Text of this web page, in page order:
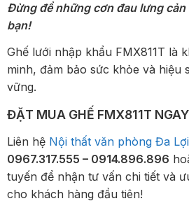
Đừng để những cơn đau lưng
bạn!
Ghế lưới nhập khẩu FMX811T là
minh, đảm bảo sức khỏe và hiệu
vững.
ĐẶT MUA GHẾ FMX811T
Liên hệ Nội thất văn phòng Đa Lợi
0967.317.555 – 0914.896.896
tuyến để nhận tư vấn chi tiết và
cho khách hàng đầu tiên!